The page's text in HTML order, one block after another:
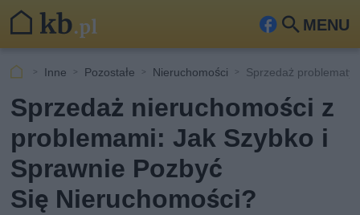
MENU
Fa
ook
Szu
kaj
Inne Pozostałe Nieruchomości Sprzedaż
Sprzedaż nieruchomości z
problemami: Jak Szybko i
Sprawnie Pozbyć
Się Nieruchomości?